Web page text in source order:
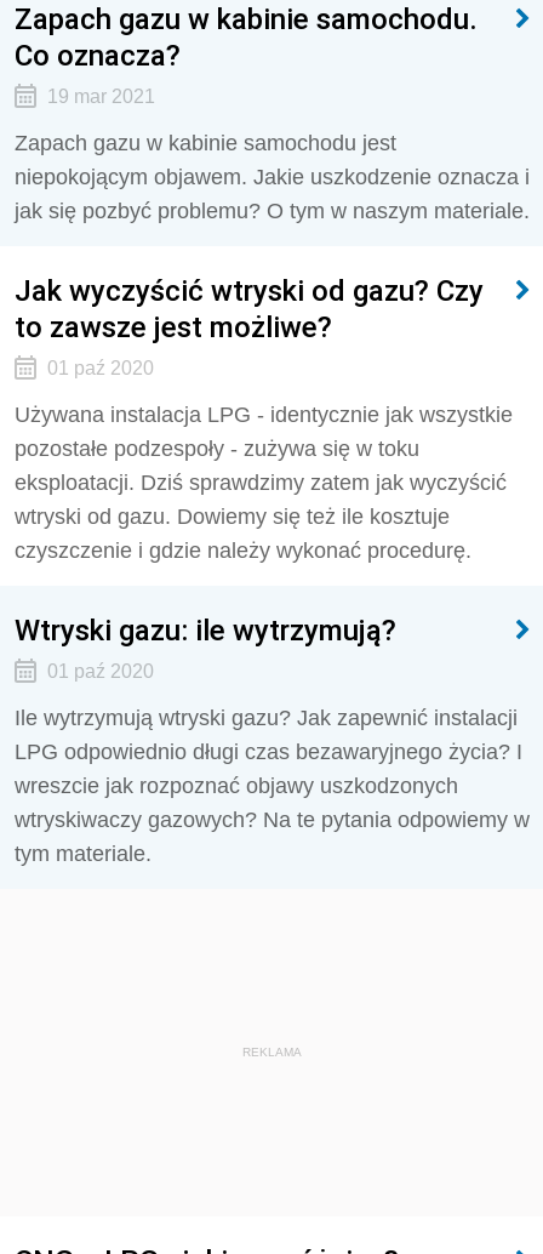
Zapach gazu w kabinie samochodu.
Co oznacza?
19 mar 2021
Zapach gazu w kabinie samochodu jest
niepokojącym objawem. Jakie uszkodzenie oznacza i
jak się pozbyć problemu? O tym w naszym materiale.
Jak wyczyścić wtryski od gazu? Czy
to zawsze jest możliwe?
01 paź 2020
Używana instalacja LPG - identycznie jak wszystkie
pozostałe podzespoły - zużywa się w toku
eksploatacji. Dziś sprawdzimy zatem jak wyczyścić
wtryski od gazu. Dowiemy się też ile kosztuje
czyszczenie i gdzie należy wykonać procedurę.
Wtryski gazu: ile wytrzymują?
01 paź 2020
Ile wytrzymują wtryski gazu? Jak zapewnić instalacji
LPG odpowiednio długi czas bezawaryjnego życia? I
wreszcie jak rozpoznać objawy uszkodzonych
wtryskiwaczy gazowych? Na te pytania odpowiemy w
tym materiale.
REKLAMA